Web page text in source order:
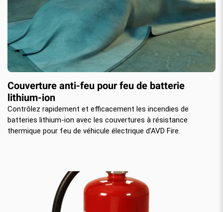
Couverture anti-feu pour feu de batterie
lithium-ion
Contrôlez rapidement et efficacement les incendies de
batteries lithium-ion avec les couvertures à résistance
thermique pour feu de véhicule électrique d'AVD Fire.